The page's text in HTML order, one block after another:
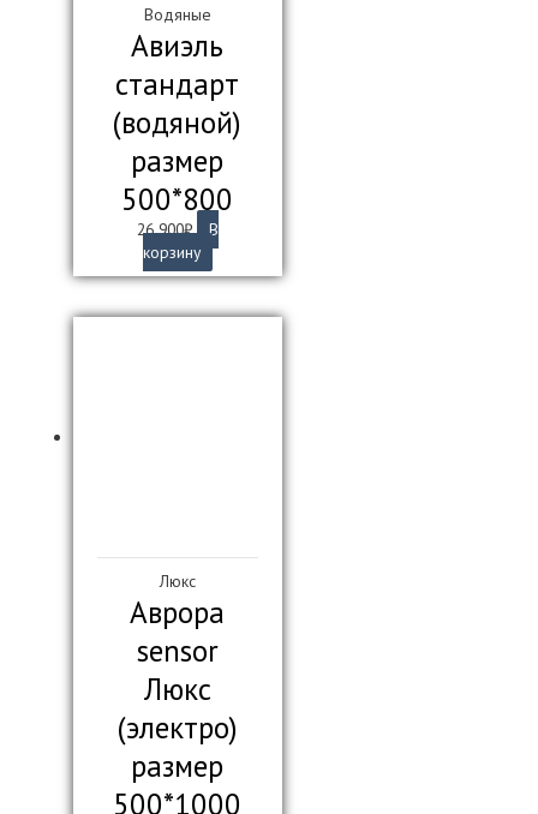
Водяные
Авиэль
стандарт
(водяной)
размер
500*800
26 900₽
В
корзину
Люкс
Аврора
sensor
Люкс
(электро)
размер
500*1000